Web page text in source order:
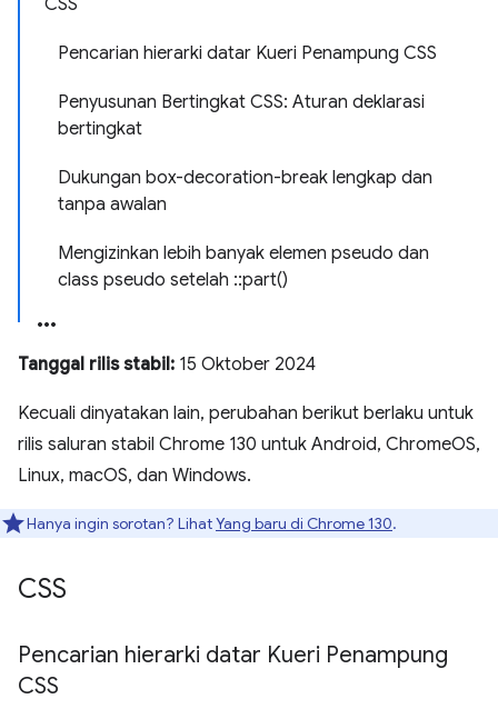
CSS
Pencarian hierarki datar Kueri Penampung CSS
Penyusunan Bertingkat CSS: Aturan deklarasi
bertingkat
Dukungan box-decoration-break lengkap dan
tanpa awalan
Mengizinkan lebih banyak elemen pseudo dan
class pseudo setelah ::part()
Tanggal rilis stabil: 15 Oktober 2024
Kecuali dinyatakan lain, perubahan berikut berlaku untuk
rilis saluran stabil Chrome 130 untuk Android, ChromeOS,
Linux, macOS, dan Windows.
Hanya ingin sorotan? LihatYang baru di Chrome 130.
CSS
Pencarian hierarki datar Kueri Penampung
CSS